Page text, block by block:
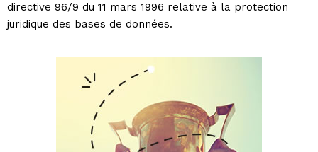
directive 96/9 du 11 mars 1996 relative à la protection
juridique des bases de données.